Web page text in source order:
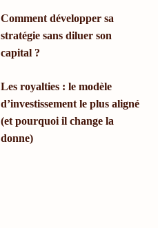
Comment développer sa
stratégie sans diluer son
capital ?
Les royalties : le modèle
d’investissement le plus aligné
(et pourquoi il change la
donne)